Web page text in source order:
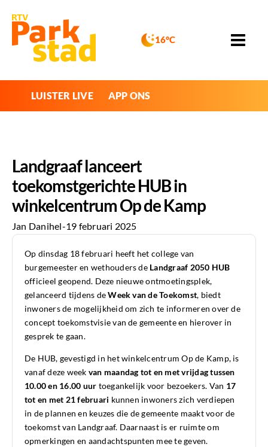
16°C
LUISTER LIVE APP ONS
Landgraaf lanceert
toekomstgerichte HUB in
winkelcentrum Op de Kamp
Jan Danihel-19 februari 2025
Op dinsdag 18 februari heeft het college van
burgemeester en wethouders de Landgraaf 2050 HUB
officieel geopend. Deze nieuwe ontmoetingsplek,
gelanceerd tijdens deWeek van de Toekomst, biedt
inwoners de mogelijkheid om zich te informeren over de
concept toekomstvisie van de gemeente en hierover in
gesprek te gaan.
De HUB, gevestigd in het winkelcentrum Op de Kamp, is
vanaf deze week van maandag tot en met vrijdag tussen
10.00 en 16.00 uur toegankelijk voor bezoekers. Van 17
tot en met 21 februari kunnen inwoners zich verdiepen
in de plannen en keuzes die de gemeente maakt voor de
toekomst van Landgraaf. Daarnaast is er ruimte om
opmerkingen en aandachtspunten mee te geven.